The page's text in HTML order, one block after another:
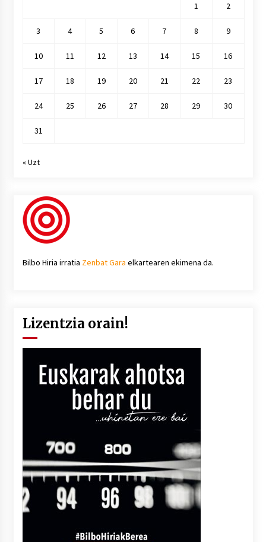
1
2
3 4 5 6 7 8 9
10 11 12 13 14 15 16
17 18 19 20 21 22 23
24 25 26 27 28 29 30
31
« Uzt
Bilbo Hiria irratia Zenbat Gara elkartearen ekimena da.
Lizentzia orain!